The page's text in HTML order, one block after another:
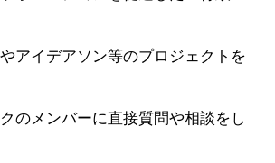
アイデアソン等のプロジェクトを
のメンバーに直接質問や相談をし